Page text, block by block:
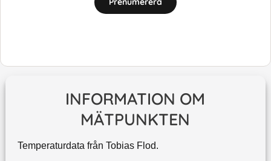
INFORMATION OM
MÄTPUNKTEN
Temperaturdata från Tobias Flod.